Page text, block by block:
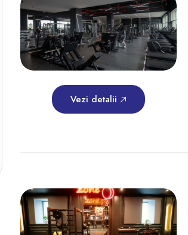
Vezi detalii